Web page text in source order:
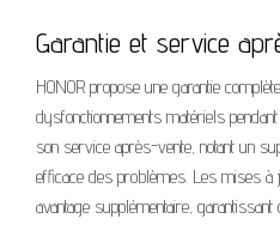
Garantie et service
HONOR propose une garantie
dysfonctionnements matériels
son service après-vente, notant un
efficace des problèmes. Les mises
avantage supplémentaire,